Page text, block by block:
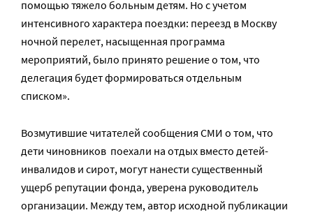
помощью тяжело больным детям. Но с учетом
интенсивного характера поездки: переезд в Москву
ночной перелет, насыщенная программа
мероприятий, было принято решение о том, что
делегация будет формироваться отдельным
списком».
Возмутившие читателей сообщения СМИ о том, что
дети чиновников поехали на отдых вместо детей-
инвалидов и сирот, могут нанести существенный
ущерб репутации фонда, уверена руководитель
организации. Между тем, автор исходной публикации